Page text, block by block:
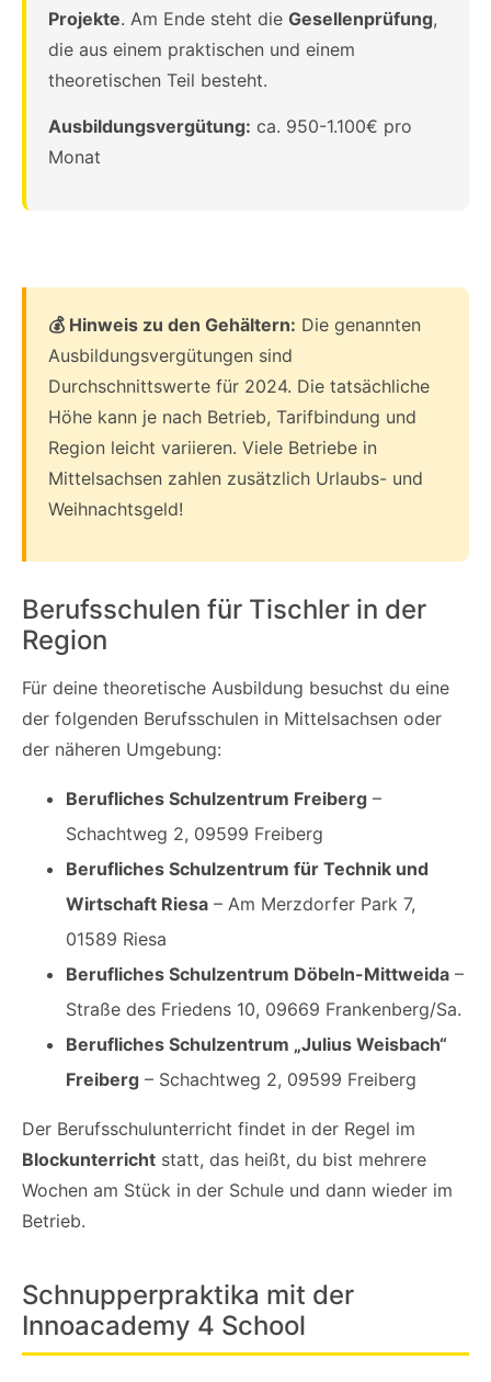
Projekte. Am Ende steht die Gesellenprüfung,
die aus einem praktischen und einem
theoretischen Teil besteht.
Ausbildungsvergütung: ca. 950-1.100€ pro
Monat
💰 Hinweis zu den Gehältern: Die genannten
Ausbildungsvergütungen sind
Durchschnittswerte für 2024. Die tatsächliche
Höhe kann je nach Betrieb, Tarifbindung und
Region leicht variieren. Viele Betriebe in
Mittelsachsen zahlen zusätzlich Urlaubs- und
Weihnachtsgeld!
Berufsschulen für Tischler in der
Region
Für deine theoretische Ausbildung besuchst du eine
der folgenden Berufsschulen in Mittelsachsen oder
der näheren Umgebung:
Berufliches Schulzentrum Freiberg –
Schachtweg 2, 09599 Freiberg
Berufliches Schulzentrum für Technik und
Wirtschaft Riesa – Am Merzdorfer Park 7,
01589 Riesa
Berufliches Schulzentrum Döbeln-Mittweida –
Straße des Friedens 10, 09669 Frankenberg/Sa.
Berufliches Schulzentrum „Julius Weisbach“
Freiberg – Schachtweg 2, 09599 Freiberg
Der Berufsschulunterricht findet in der Regel im
Blockunterricht statt, das heißt, du bist mehrere
Wochen am Stück in der Schule und dann wieder im
Betrieb.
Schnupperpraktika mit der
Innoacademy 4 School